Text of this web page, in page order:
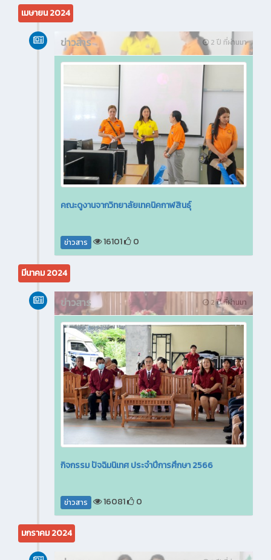
เมษายน 2024
2 ปี ที่ผ่านมา
ข่าวสาร
คณะดูงานจากวิทยาลัยเทคนิคกาฬสินธุ์
ข่าวสาร 16101 0
มีนาคม 2024
2 ปี ที่ผ่านมา
ข่าวสาร
กิจกรรม ปัจฉิมนิเทศ ประจำปีการศึกษา 2566
ข่าวสาร 16081 0
มกราคม 2024